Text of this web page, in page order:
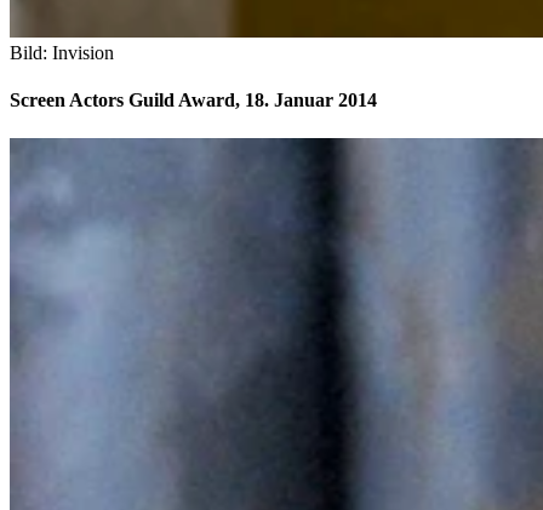
Bild: Invision
Screen Actors Guild Award, 18. Januar 2014